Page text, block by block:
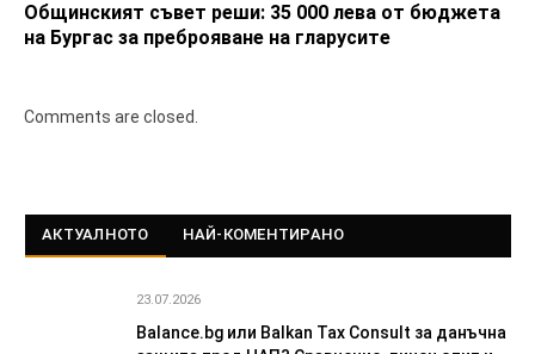
Общинският съвет реши: 35 000 лева от бюджета
на Бургас за преброяване на гларусите
Comments are closed.
АКТУАЛНОТО НАЙ-КОМЕНТИРАНО
23.07.2026
Balance.bg или Balkan Tax Consult за данъчна